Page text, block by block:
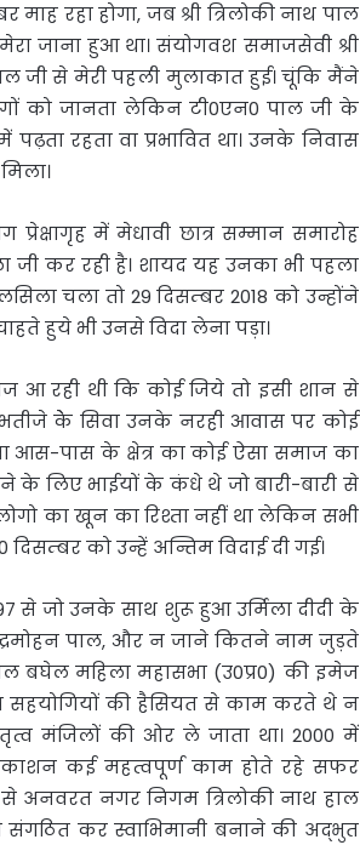
रहा होगा, जब श्री त्रिलोकी नाथ पाल
जाना हुआ था। संयोगवश समाजसेवी श्री
जी से मेरी पहली मुलाकात हुई। चूंकि मैंने
को जानता लेकिन टी0एन0 पाल जी के
रहता वा प्रभावित था। उनके निवास
में मेधावी छात्र सम्मान समारोह
जी कर रही है। शायद यह उनका भी पहला
चला तो 29 दिसम्बर 2018 को उन्होंने
हुये भी उनसे विदा लेना पड़ा।
आ रही थी कि कोई जिये तो इसी शान से
केे सिवा उनके नरही आवास पर कोई
पास के क्षेत्र का कोई ऐसा समाज का
के लिए भाईयों के कंधे थे जो बारी-बारी से
का खून का रिश्ता नहीं था लेकिन सभी
को उन्हें अन्तिम विदाई दी गई।
से जो उनके साथ शुरू हुआ उर्मिला दीदी के
पाल, और न जाने कितने नाम जुड़ते
महिला महासभा (उ0प्र0) की इमेज
की हैसियत से काम करते थे न
मंजिलों की ओर ले जाता था। 2000 में
कई महत्वपूर्ण काम होते रहे सफर
अनवरत नगर निगम त्रिलोकी नाथ हाल
संगठित कर स्वाभिमानी बनाने की अद्भुत